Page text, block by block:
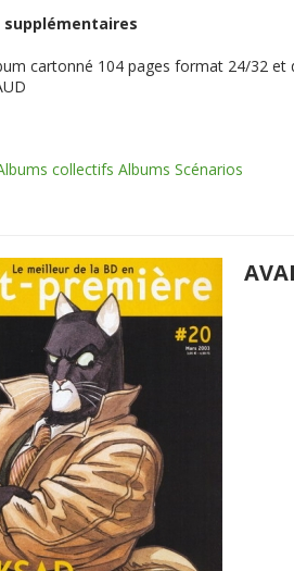
cartonné 104 pages format 24/32 et
collectifs Albums Scénarios